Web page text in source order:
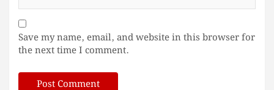
Save my name, email, and website in this browser for
the next time I comment.